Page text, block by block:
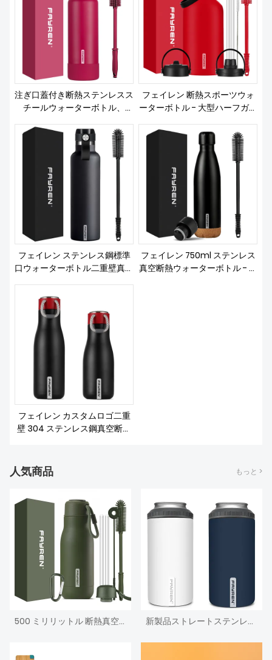
注ぎ口蓋付き断熱ステンレスス
チールウォーターボトル、
フェイレン 断熱スポーツウォ
ーターボトル - 大型ハーフガロ
ウォーターボトル、漏れ防止、
BPAフリー、保冷-24H &アン
プ; 保温-12H
フェイレン ステンレス鋼標準
口ウォーターボトル二重壁真空
フェイレン 750ml ステンレス
真空断熱ウォーターボトル - コ
フェイレン カスタムロゴ二重
壁 304 ステンレス鋼真空断熱
人気商品 もっと >
500 ミリリットル 断熱真空スポーツ子供用ウォーターボトル ロープハンドル付き 新製品ストレートステンレス鋼二重壁ビールクーラーカップ昇華スリム缶クーラー絶縁体ホルダー